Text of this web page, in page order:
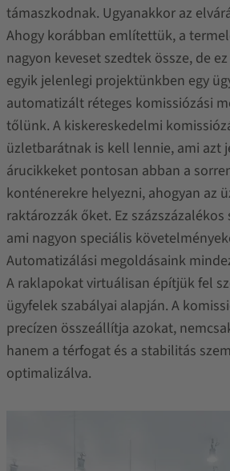
támaszkodnak. Ugyanakkor az
Ahogy korábban említettük, a
nagyon keveset szedtek össze, de
egyik jelenlegi projektünkben egy
automatizált réteges komissiózási
tőlünk. A kiskereskedelmi
üzletbarátnak is kell lennie, ami azt
árucikkeket pontosan abban a
konténerekre helyezni, ahogyan az
raktározzák őket. Ez
ami nagyon speciális
Automatizálási megoldásaink
A raklapokat virtuálisan építjük fel
ügyfelek szabályai alapján. A
precízen összeállítja azokat,
hanem a térfogat és a stabilitás
optimalizálva.